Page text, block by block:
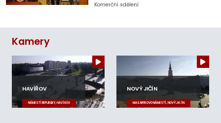
Komerční sdělení
Kamery
HAVÍŘOV
NÁMĚSTÍ REPUBLIKY, HAVÍŘOV
NOVÝ JIČÍN
MASARYKOVO NÁMĚSTÍ, NOVÝ JIČÍN